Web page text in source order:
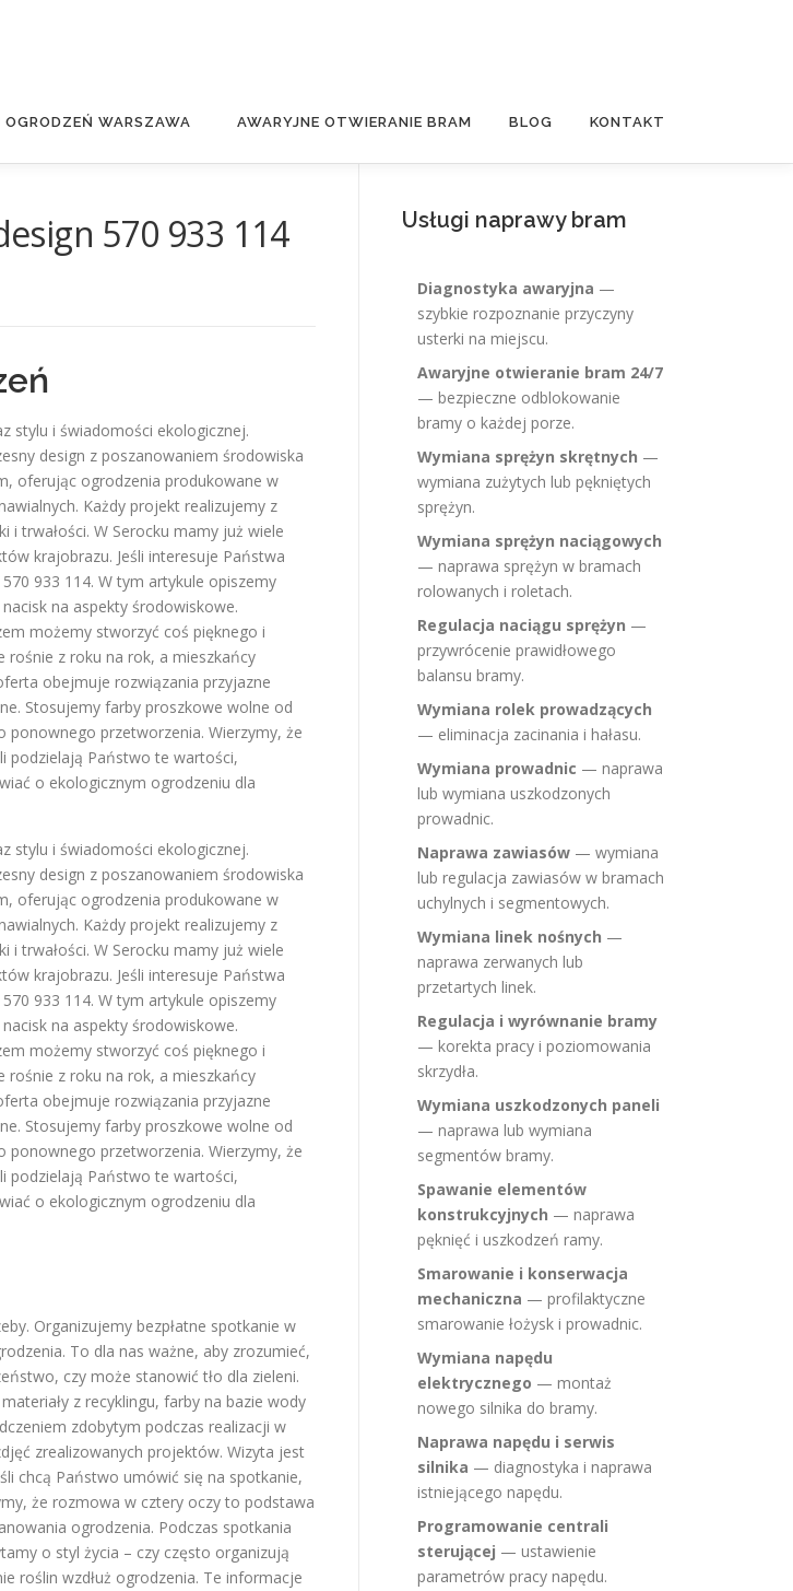
OGRODZEŃ WARSZAWA AWARYJNE OTWIERANIE BRAM BLOG KONTAKT
570 933 114
stylu i świadomości ekologicznej.
design z poszanowaniem środowiska
oferując ogrodzenia produkowane w
Każdy projekt realizujemy z
trwałości. W Serocku mamy już wiele
krajobrazu. Jeśli interesuje Państwa
933 114. W tym artykule opiszemy
na aspekty środowiskowe.
możemy stworzyć coś pięknego i
rośnie z roku na rok, a mieszkańcy
obejmuje rozwiązania przyjazne
Stosujemy farby proszkowe wolne od
ponownego przetworzenia. Wierzymy, że
podzielają Państwo te wartości,
o ekologicznym ogrodzeniu dla
stylu i świadomości ekologicznej.
design z poszanowaniem środowiska
oferując ogrodzenia produkowane w
Każdy projekt realizujemy z
trwałości. W Serocku mamy już wiele
krajobrazu. Jeśli interesuje Państwa
933 114. W tym artykule opiszemy
na aspekty środowiskowe.
możemy stworzyć coś pięknego i
rośnie z roku na rok, a mieszkańcy
obejmuje rozwiązania przyjazne
Stosujemy farby proszkowe wolne od
ponownego przetworzenia. Wierzymy, że
podzielają Państwo te wartości,
o ekologicznym ogrodzeniu dla
Organizujemy bezpłatne spotkanie w
To dla nas ważne, aby zrozumieć,
czy może stanowić tło dla zieleni.
z recyklingu, farby na bazie wody
zdobytym podczas realizacji w
zrealizowanych projektów. Wizyta jest
chcą Państwo umówić się na spotkanie,
że rozmowa w cztery oczy to podstawa
ogrodzenia. Podczas spotkania
o styl życia – czy często organizują
roślin wzdłuż ogrodzenia. Te informacje
Usługi naprawy bram
Diagnostyka awaryjna —
szybkie rozpoznanie przyczyny
usterki na miejscu.
Awaryjne otwieranie bram 24/7
— bezpieczne odblokowanie
bramy o każdej porze.
Wymiana sprężyn skrętnych —
wymiana zużytych lub pękniętych
sprężyn.
Wymiana sprężyn naciągowych
— naprawa sprężyn w bramach
rolowanych i roletach.
Regulacja naciągu sprężyn —
przywrócenie prawidłowego
balansu bramy.
Wymiana rolek prowadzących
— eliminacja zacinania i hałasu.
Wymiana prowadnic — naprawa
lub wymiana uszkodzonych
prowadnic.
Naprawa zawiasów — wymiana
lub regulacja zawiasów w bramach
uchylnych i segmentowych.
Wymiana linek nośnych —
naprawa zerwanych lub
przetartych linek.
Regulacja i wyrównanie bramy
— korekta pracy i poziomowania
skrzydła.
Wymiana uszkodzonych paneli
— naprawa lub wymiana
segmentów bramy.
Spawanie elementów
konstrukcyjnych — naprawa
pęknięć i uszkodzeń ramy.
Smarowanie i konserwacja
mechaniczna — profilaktyczne
smarowanie łożysk i prowadnic.
Wymiana napędu
elektrycznego — montaż
nowego silnika do bramy.
Naprawa napędu i serwis
silnika — diagnostyka i naprawa
istniejącego napędu.
Programowanie centrali
sterującej — ustawienie
parametrów pracy napędu.